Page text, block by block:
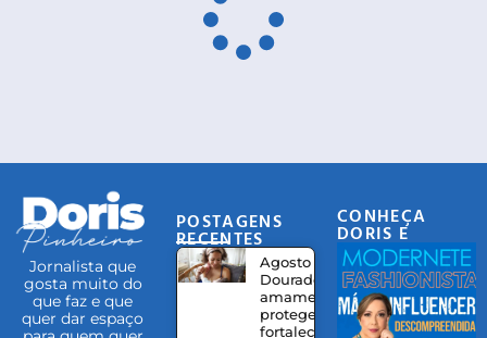
Jornalista que
gosta muito do
que faz e que
quer dar espaço
POSTAGENS
RECENTES
Agosto
Dourado:
amamentação
protege,
fortalece
CONHEÇA
DORIS E
EQUIPE